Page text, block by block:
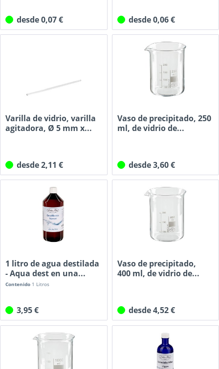
desde 0,07 € desde 0,06 €
Varilla de vidrio, varilla
agitadora, Ø 5 mm x...
desde 2,11 €
Vaso de precipitado, 250
ml, de vidrio de...
desde 3,60 €
1 litro de agua destilada
- Aqua dest en una...
Contenido 1 Litros
3,95 €
Vaso de precipitado,
400 ml, de vidrio de...
desde 4,52 €